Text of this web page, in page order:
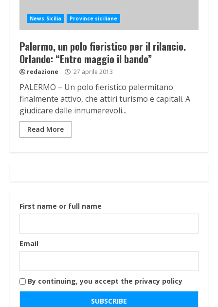
News Sicilia Province siciliane
Palermo, un polo fieristico per il rilancio.
Orlando: “Entro maggio il bando”
redazione 27 aprile 2013
PALERMO – Un polo fieristico palermitano
finalmente attivo, che attiri turismo e capitali. A
giudicare dalle innumerevoli...
Read More
First name or full name
Email
By continuing, you accept the privacy policy